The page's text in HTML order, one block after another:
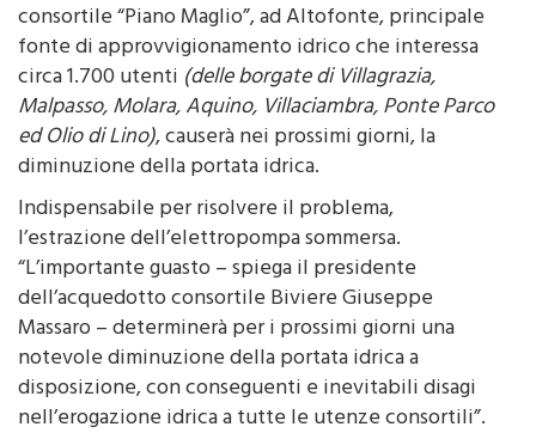
Un guasto all’impianto di sollevamento del pozzo
consortile “Piano Maglio”, ad Altofonte, principale
fonte di approvvigionamento idrico che interessa
circa 1.700 utenti(delle borgate di Villagrazia,
Malpasso, Molara, Aquino, Villaciambra, Ponte Parco
ed Olio di Lino), causerà nei prossimi giorni, la
diminuzione della portata idrica.
Indispensabile per risolvere il problema,
l’estrazione dell’elettropompa sommersa.
“L’importante guasto – spiega il presidente
dell’acquedotto consortile Biviere Giuseppe
Massaro – determinerà per i prossimi giorni una
notevole diminuzione della portata idrica a
disposizione, con conseguenti e inevitabili disagi